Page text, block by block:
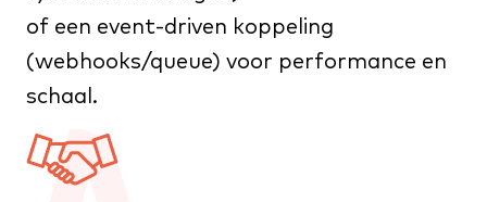
of een event-driven koppeling
(webhooks/queue) voor performance en
schaal.